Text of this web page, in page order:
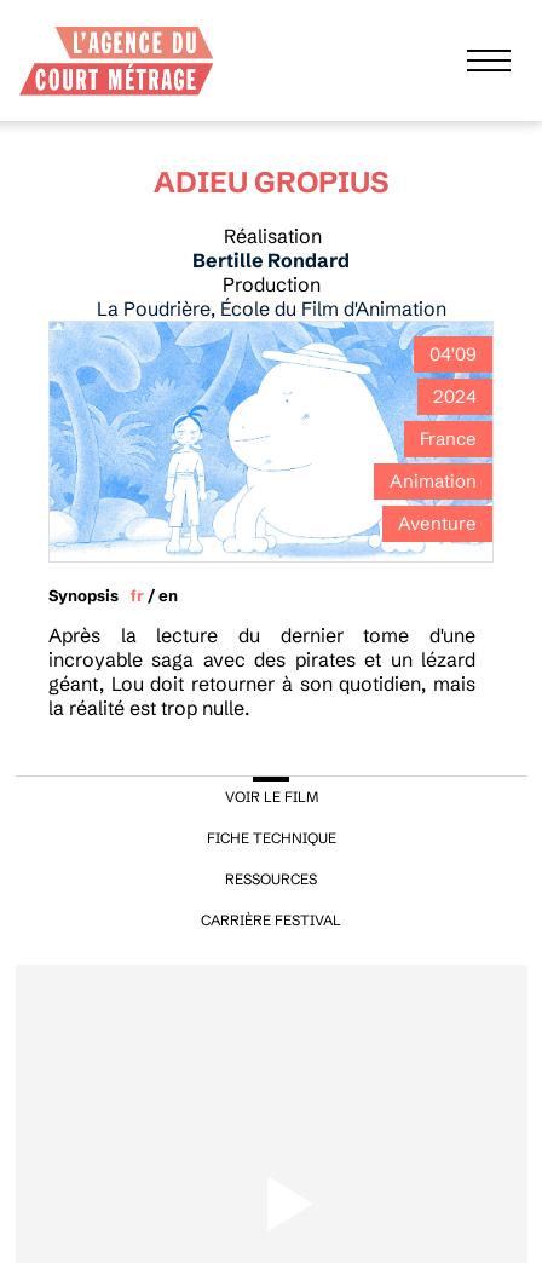
ADIEU GROPIUS
Réalisation
Bertille Rondard
Production
La Poudrière, École du Film d'Animation
04'09
2024
France
Animation
Aventure
Synopsis fr/en
Après la lecture du dernier tome d'une
incroyable saga avec des pirates et un lézard
géant, Lou doit retourner à son quotidien, mais
la réalité est trop nulle.
VOIR LE FILM
FICHE TECHNIQUE
RESSOURCES
CARRIÈRE FESTIVAL